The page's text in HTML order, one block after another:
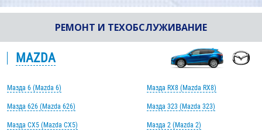
РЕМОНТ И ТЕХОБСЛУЖИВАНИЕ
MAZDA
Мазда 6 (Mazda 6)
Мазда 626 (Mazda 626)
Мазда CX5 (Mazda CX5)
Мазда RX8 (Mazda RX8)
Мазда 323 (Mazda 323)
Мазда 2 (Mazda 2)